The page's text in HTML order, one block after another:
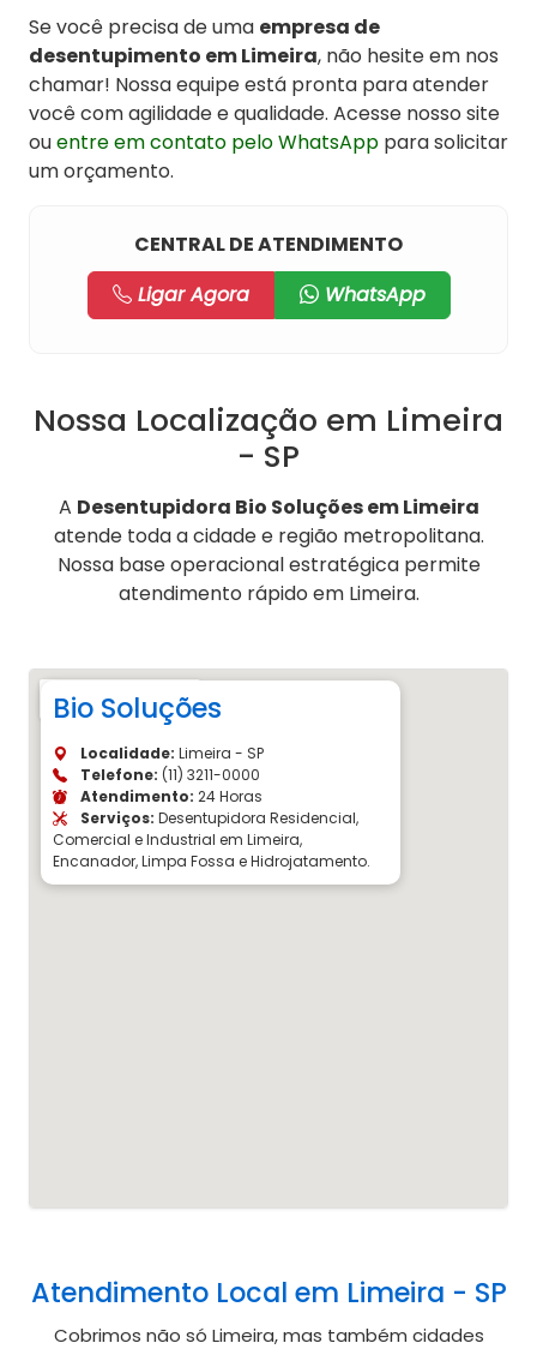
Se você precisa de uma empresa de
desentupimento em Limeira, não hesite em nos
chamar! Nossa equipe está pronta para atender
você com agilidade e qualidade. Acesse nosso site
ouentre em contato pelo WhatsApp para solicitar
um orçamento.
CENTRAL DE ATENDIMENTO
Ligar Agora
WhatsApp
Nossa Localização em Limeira
- SP
A Desentupidora Bio Soluções em Limeira
atende toda a cidade e região metropolitana.
Nossa base operacional estratégica permite
atendimento rápido em Limeira.
Bio Soluções
Localidade: Limeira - SP
Telefone: (11) 3211-0000
Atendimento: 24 Horas
Serviços: Desentupidora Residencial,
Comercial e Industrial em Limeira,
Encanador, Limpa Fossa e Hidrojatamento.
Atendimento Local em Limeira - SP
Cobrimos não só Limeira, mas também cidades